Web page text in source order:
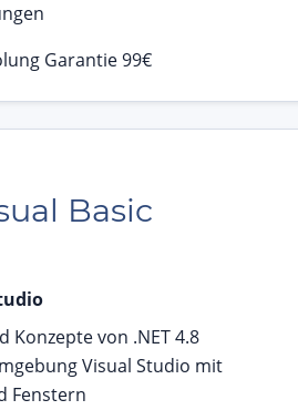
Garantie 99€
Basic
Konzepte von .NET 4.8
Visual Studio mit
Fenstern